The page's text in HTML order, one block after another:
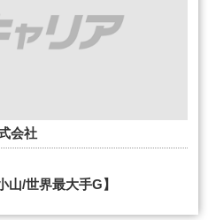
会社
/世界最大手G】